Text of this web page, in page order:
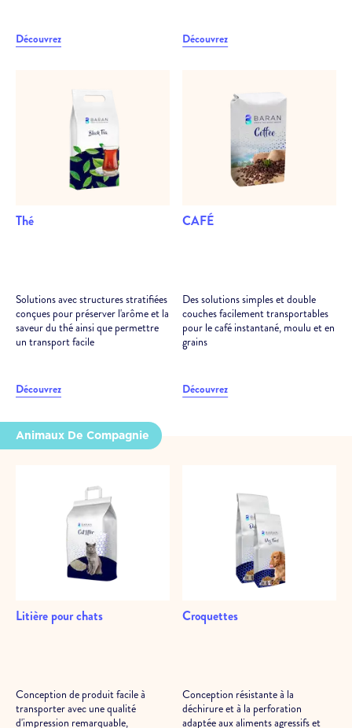
Découvrez Découvrez
Thé
Solutions avec structures stratifiées
conçues pour préserver l'arôme et la
saveur du thé ainsi que permettre
un transport facile
Découvrez
CAFÉ
Des solutions simples et double
couches facilement transportables
pour le café instantané, moulu et en
grains
Découvrez
Animaux De Compagnie
Litière pour chats
Conception de produit facile à
transporter avec une qualité
d'impression remarquable,
Croquettes
Conception résistante à la
déchirure et à la perforation
adaptée aux aliments agressifs et